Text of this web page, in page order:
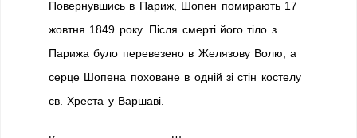
Повернувшись в Париж, Шопен помирають 17
жовтня 1849 року. Після смерті його тіло з
Парижа було перевезено в Желязову Волю, а
серце Шопена поховане в одній зі стін костелу
св. Хреста у Варшаві.